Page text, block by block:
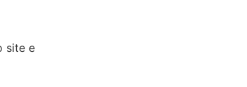
site e